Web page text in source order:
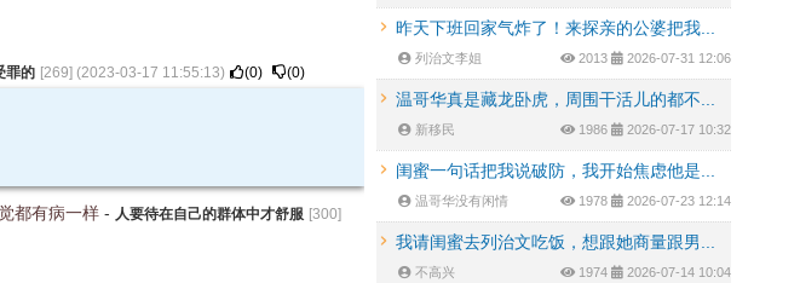
罪的 [269] (2023-03-17 11:55:13) (0) (0)
都有病一样 - 人要待在自己的群体中才舒服 [300]
昨天下班回家气炸了！来探亲的公婆把我...
列治文李姐 2013 2026-07-31 12:06
温哥华真是藏龙卧虎，周围干活儿的都不...
新移民 1986 2026-07-17 10:32
闺蜜一句话把我说破防，我开始焦虑他是...
温哥华没有闲情 1978 2026-07-23 12:14
我请闺蜜去列治文吃饭，想跟她商量跟男...
不高兴 1974 2026-07-14 10:04